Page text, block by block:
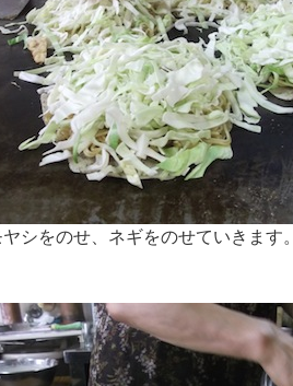
シをのせ、ネギをのせていきます。